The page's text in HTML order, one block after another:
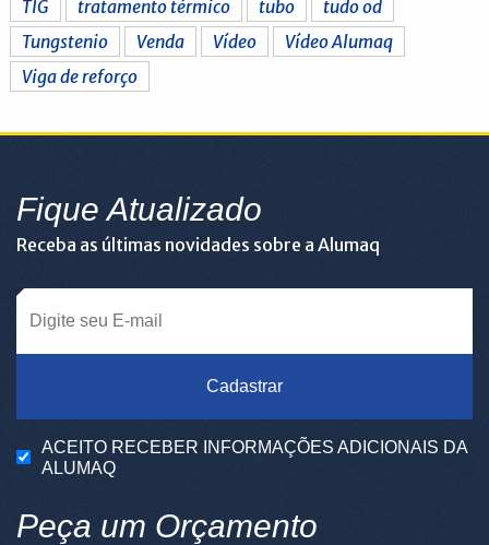
TIG
tratamento térmico tubo
tudo od
Tungstenio
Venda Vídeo
Vídeo Alumaq
Viga de reforço
Fique Atualizado
Receba as últimas novidades sobre a Alumaq
Cadastrar
ACEITO RECEBER INFORMAÇÕES ADICIONAIS DA
ALUMAQ
Peça um Orçamento